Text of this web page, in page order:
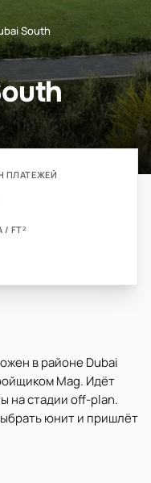
South
ПЛАТЕЖЕЙ
/ FT²
в районе Dubai
Mag. Идёт
на стадии off-plan.
юнит и пришлёт